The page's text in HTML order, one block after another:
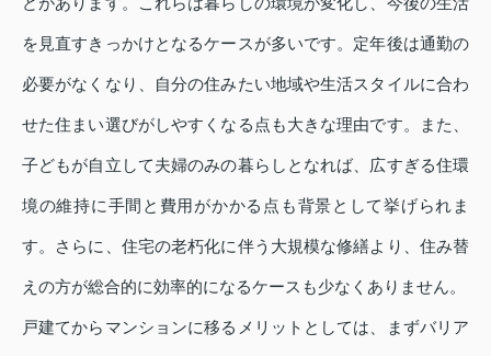
を見直すきっかけとなるケースが多いです。定年後は通勤の
必要がなくなり、自分の住みたい地域や生活スタイルに合わ
せた住まい選びがしやすくなる点も大きな理由です。また、
子どもが自立して夫婦のみの暮らしとなれば、広すぎる住環
境の維持に手間と費用がかかる点も背景として挙げられま
す。さらに、住宅の老朽化に伴う大規模な修繕より、住み替
えの方が総合的に効率的になるケースも少なくありません。
戸建てからマンションに移るメリットとしては、まずバリア